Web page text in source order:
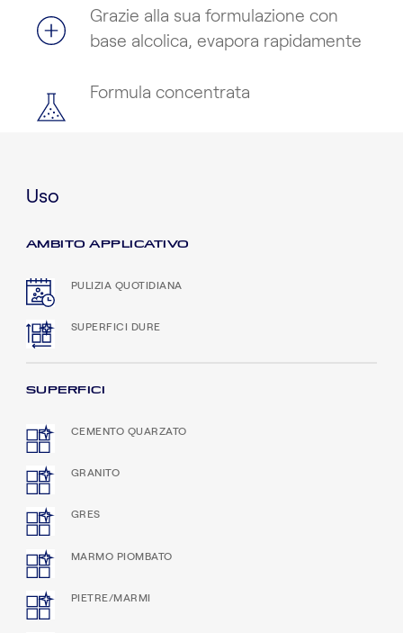
Grazie alla sua formulazione con
base alcolica, evapora rapidamente
Formula concentrata
Uso
AMBITO APPLICATIVO
PULIZIA QUOTIDIANA
SUPERFICI DURE
SUPERFICI
CEMENTO QUARZATO
GRANITO
GRES
MARMO PIOMBATO
PIETRE/MARMI